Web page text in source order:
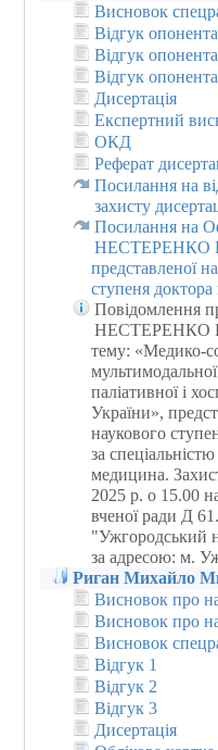
Висновок
Відгук
Відгук
Відгук
Дисертація
Експертний
ОКД
Реферат
Посилання на
захисту
Посилання на
НЕСТЕРЕНКО
представленої
ступеня
Повідомлення
НЕСТЕРЕНКО
тему: «Медико-
паліативної і
України»,
наукового
за
медицина.
2025 р. о 15.00 на
вченої ради Д
"Ужгородський
за адресою: м.
Риган Михайло
Висновок про
Висновок про
Висновок
Відгук 1
Відгук 2
Відгук 3
Дисертація